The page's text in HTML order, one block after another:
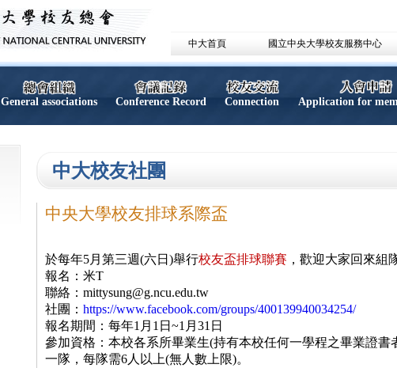
中大首頁 國立中央大學校友服務中心
General associations Conference Record Connection Application for
中大校友社團
中央大學校友排球系際盃
於每年5月第三週(六日)舉行校友盃排球聯賽 ，歡迎大家回來組
報名：米T
聯絡：mittysung@g.ncu.edu.tw
社團： https://www.facebook.com/groups/400139940034254/
報名期間：每年1月1日~1月31日
參加資格：本校各系所畢業生(持有本校任何一學程之畢業證書
一隊，每隊需6人以上(無人數上限)。